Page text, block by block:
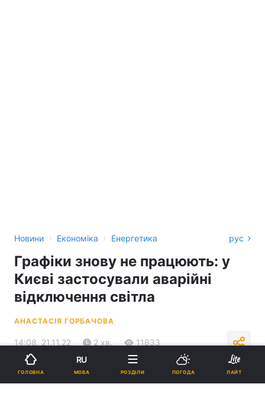
Новини › Економіка › Енергетика рус
Графіки знову не працюють: у
Києві застосували аварійні
відключення світла
АНАСТАСІЯ ГОРБАЧОВА
14:08, 21.11.22 2 хв. 11833
Підпишіться на нас в Google
ГОЛОВНА
RU
МОВА РОЗДІЛИ ПОГОДА ЛАЙТ